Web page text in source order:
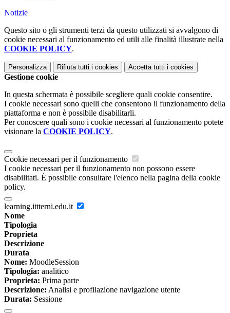
Notizie
Questo sito o gli strumenti terzi da questo utilizzati si avvalgono di
cookie necessari al funzionamento ed utili alle finalità illustrate nella
COOKIE POLICY.
Personalizza Rifiuta tutti i cookies Accetta tutti i cookies
Gestione cookie
In questa schermata è possibile scegliere quali cookie consentire.
I cookie necessari sono quelli che consentono il funzionamento della
piattaforma e non è possibile disabilitarli.
Per conoscere quali sono i cookie necessari al funzionamento potete
visionare la COOKIE POLICY.
Cookie necessari per il funzionamento
I cookie necessari per il funzionamento non possono essere
disabilitati. È possibile consultare l'elenco nella pagina della cookie
policy.
learning.ittterni.edu.it
Nome
Tipologia
Proprieta
Descrizione
Durata
Nome: MoodleSession
Tipologia: analitico
Proprieta: Prima parte
Descrizione: Analisi e profilazione navigazione utente
Durata: Sessione